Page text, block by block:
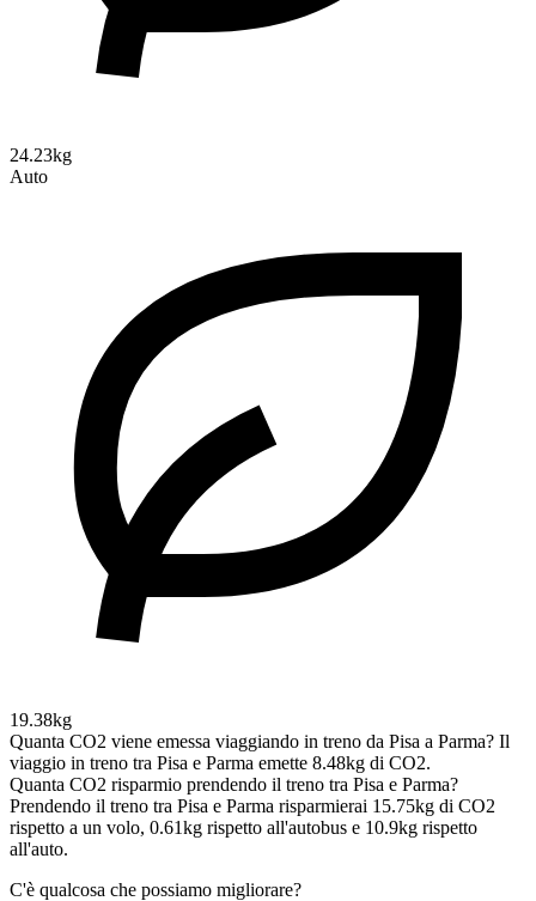
24.23kg
Auto
19.38kg
Quanta CO2 viene emessa viaggiando in treno da Pisa a Parma? Il
viaggio in treno tra Pisa e Parma emette 8.48kg di CO2.
Quanta CO2 risparmio prendendo il treno tra Pisa e Parma?
Prendendo il treno tra Pisa e Parma risparmierai 15.75kg di CO2
rispetto a un volo, 0.61kg rispetto all'autobus e 10.9kg rispetto
all'auto.
C'è qualcosa che possiamo migliorare?